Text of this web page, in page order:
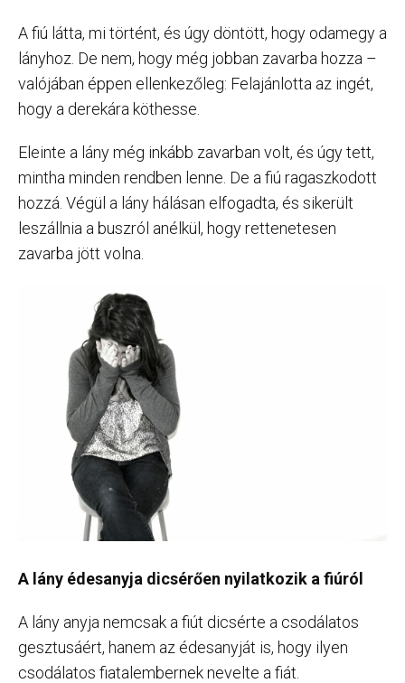
A fiú látta, mi történt, és úgy döntött, hogy odamegy a
lányhoz. De nem, hogy még jobban zavarba hozza –
valójában éppen ellenkezőleg: Felajánlotta az ingét,
hogy a derekára köthesse.
Eleinte a lány még inkább zavarban volt, és úgy tett,
mintha minden rendben lenne. De a fiú ragaszkodott
hozzá. Végül a lány hálásan elfogadta, és sikerült
leszállnia a buszról anélkül, hogy rettenetesen
zavarba jött volna.
A lány édesanyja dicsérően nyilatkozik a fiúról
A lány anyja nemcsak a fiút dicsérte a csodálatos
gesztusáért, hanem az édesanyját is, hogy ilyen
csodálatos fiatalembernek nevelte a fiát.